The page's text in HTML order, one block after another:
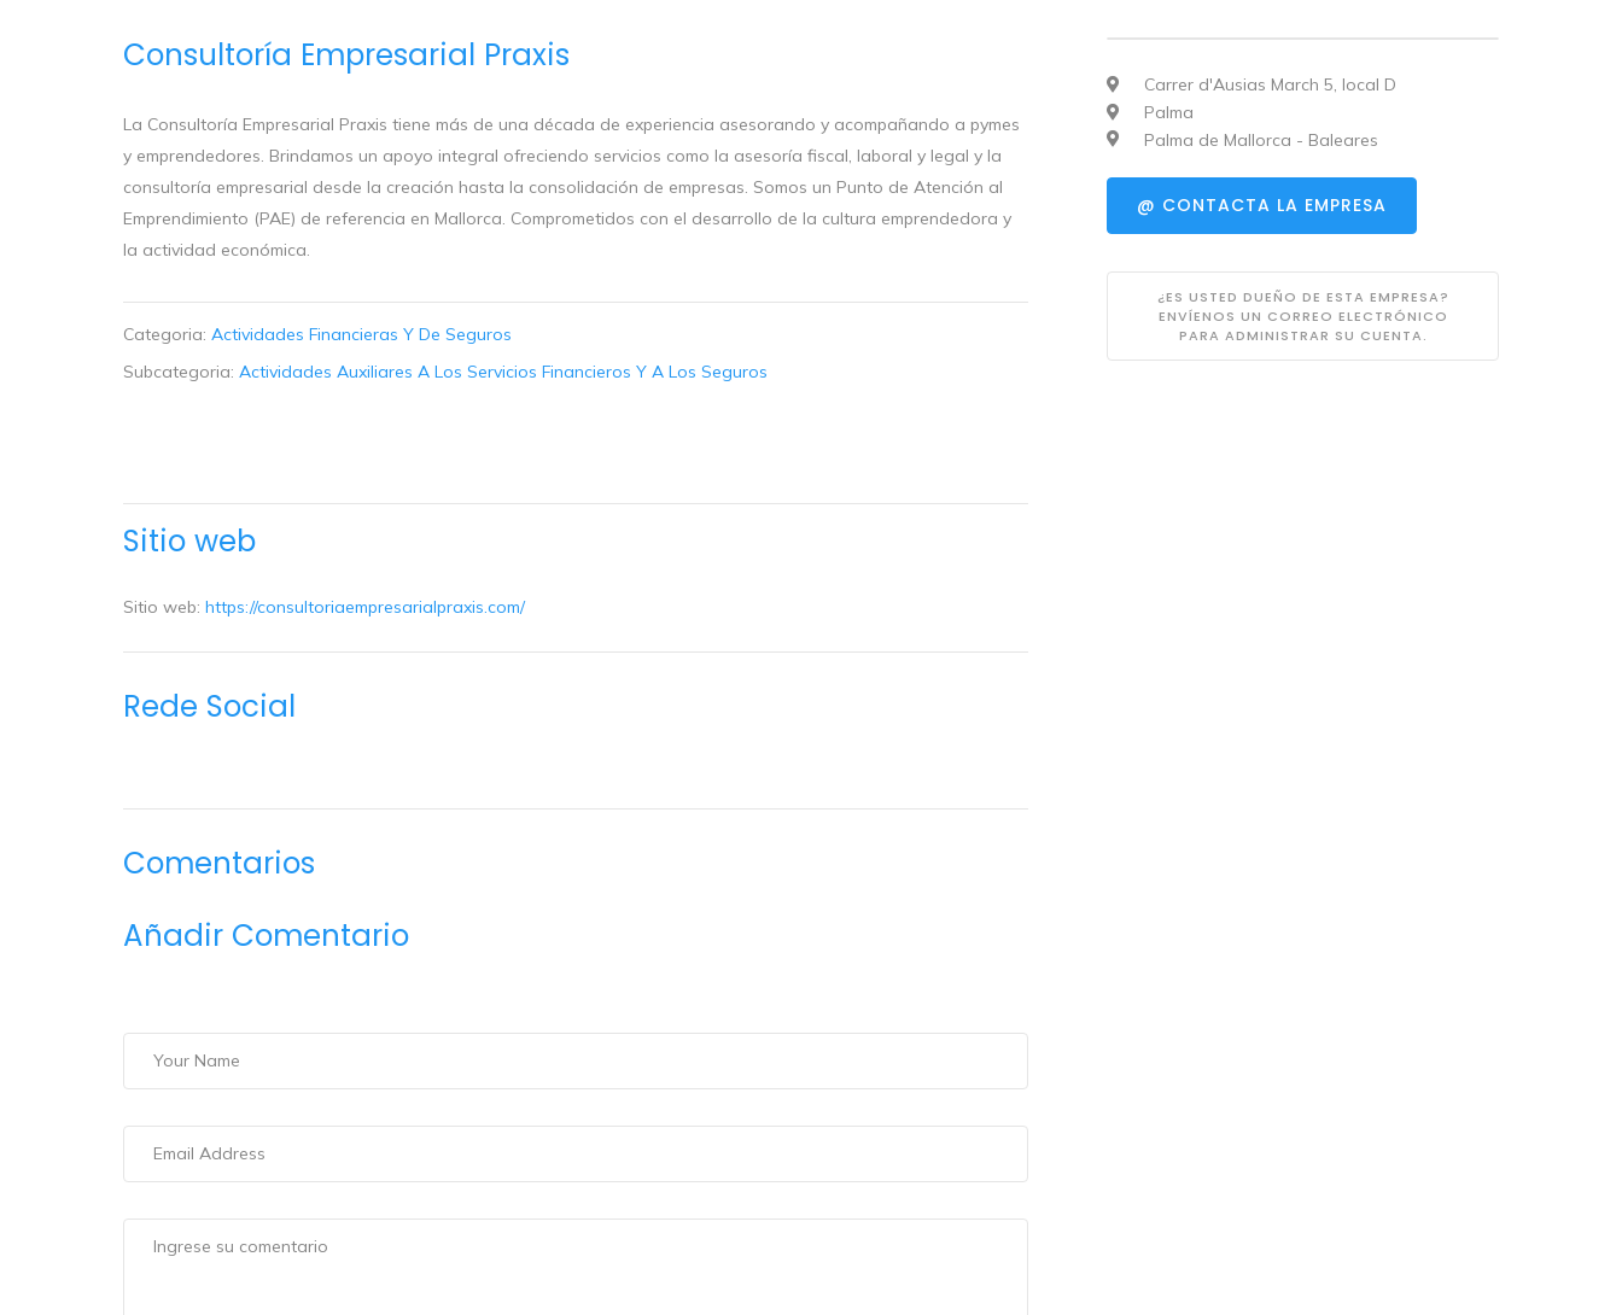
Consultoría Empresarial Praxis
La Consultoría Empresarial Praxis tiene más de una década de experiencia asesorando y acompañando a pymes
y emprendedores. Brindamos un apoyo integral ofreciendo servicios como la asesoría fiscal, laboral y legal y la
consultoría empresarial desde la creación hasta la consolidación de empresas. Somos un Punto de Atención al
Emprendimiento (PAE) de referencia en Mallorca. Comprometidos con el desarrollo de la cultura emprendedora y
la actividad económica.
Categoria: Actividades Financieras Y De Seguros
Subcategoria: Actividades Auxiliares A Los Servicios Financieros Y A Los Seguros
Sitio web
Sitio web: https://consultoriaempresarialpraxis.com/
Rede Social
Comentarios
Añadir Comentario
Carrer d'Ausias March 5, local D
Palma
Palma de Mallorca - Baleares
@ CONTACTA LA EMPRESA
¿ES USTED DUEÑO DE ESTA EMPRESA?
ENVÍENOS UN CORREO ELECTRÓNICO
PARA ADMINISTRAR SU CUENTA.